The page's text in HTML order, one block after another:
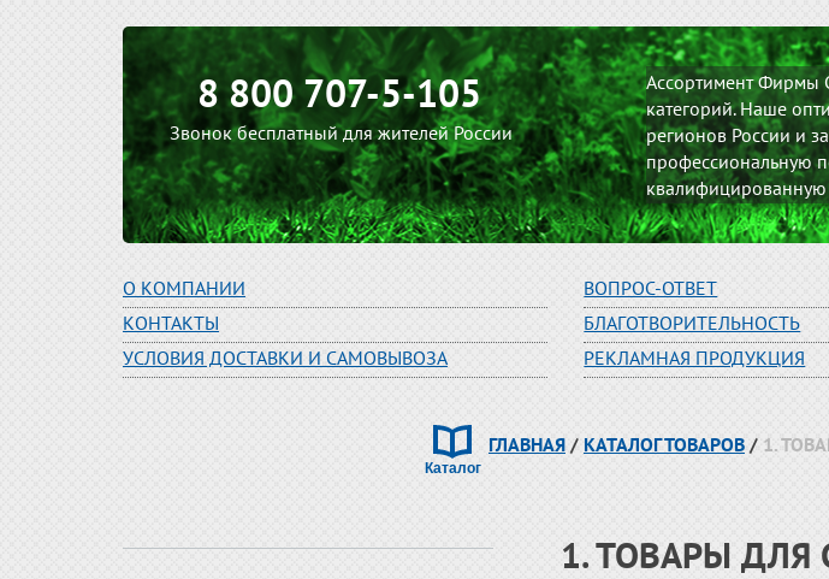
8 800 707-5-105
Звонок бесплатный для жителей России
Ассортимент Фирмы
категорий. Наше
регионов России и
профессиональную
О КОМПАНИИ
КОНТАКТЫ
УСЛОВИЯ ДОСТАВКИ И САМОВЫВОЗА
ВОПРОС-ОТВЕТ
БЛАГОТВОРИТЕЛЬНОСТЬ
РЕКЛАМНАЯ ПРОДУКЦИЯ
ГЛАВНАЯ / КАТАЛОГ ТОВАРОВ / 1.
1. ТОВАРЫ ДЛЯ